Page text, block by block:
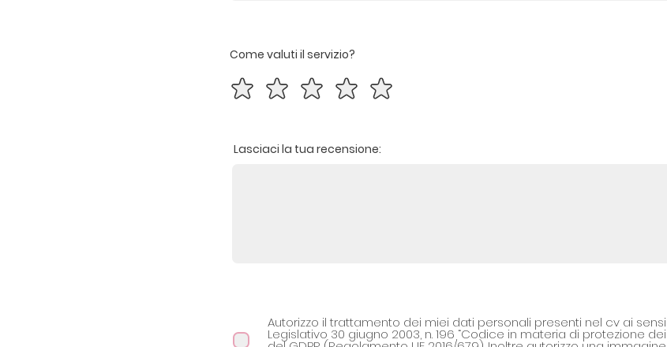
Come valuti il servizio?
Lasciaci la tua recensione:
Autorizzo il trattamento dei miei dati personali presenti nel cv ai sensi
Legislativo 30 giugno 2003, n. 196 “Codice in materia di protezione dei